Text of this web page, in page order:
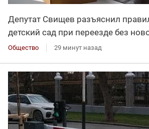
Депутат Свищев разъяснил
детский сад при переезде без
Общество 29 минут назад